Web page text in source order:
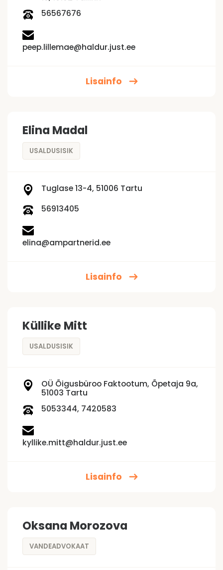
56567676
peep.lillemae@haldur.just.ee
Lisainfo
Elina Madal
USALDUSISIK
Tuglase 13-4, 51006 Tartu
56913405
elina@ampartnerid.ee
Lisainfo
Küllike Mitt
USALDUSISIK
OÜ Õigusbüroo Faktootum, Õpetaja 9a,
51003 Tartu
5053344, 7420583
kyllike.mitt@haldur.just.ee
Lisainfo
Oksana Morozova
VANDEADVOKAAT